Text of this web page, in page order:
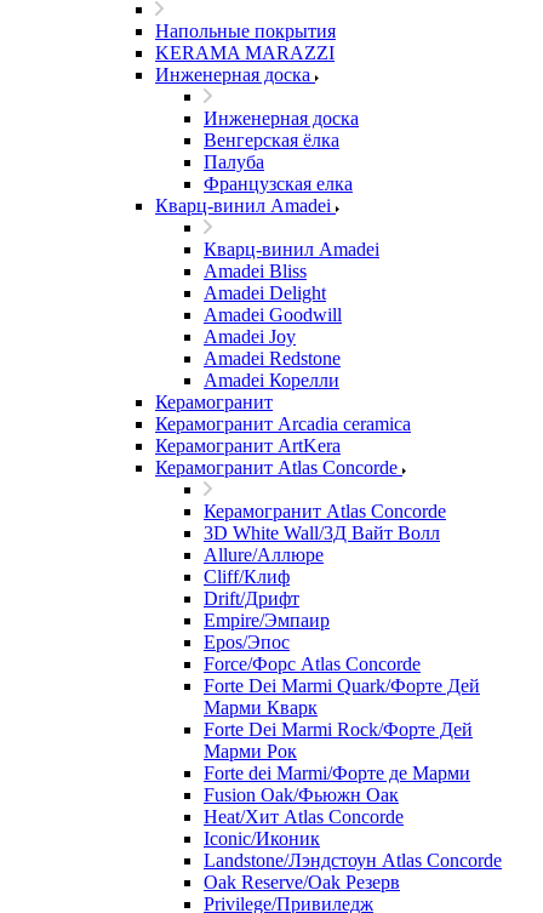
Напольные покрытия
KERAMA MARAZZI
Инженерная доска
Инженерная доска
Венгерская ёлка
Палуба
Французская елка
Кварц-винил Amadei
Кварц-винил Amadei
Amadei Bliss
Amadei Delight
Amadei Goodwill
Amadei Joy
Amadei Redstone
Amadei Корелли
Керамогранит
Керамогранит Arcadia ceramica
Керамогранит ArtKera
Керамогранит Atlas Concorde
Керамогранит Atlas Concorde
3D White Wall/3Д Вайт Волл
Allure/Аллюрe
Cliff/Клиф
Drift/Дрифт
Empire/Эмпаир
Epos/Эпос
Force/Фoрс Atlas Concorde
Forte Dei Marmi Quark/Форте Дей
Марми Кварк
Forte Dei Marmi Rock/Форте Дей
Марми Рок
Forte dei Marmi/Форте де Марми
Fusion Oak/Фьюжн Оак
Heat/Xит Atlas Concorde
Iconic/Иконик
Landstone/Лэндстоун Atlas Concorde
Oak Reserve/Оak Резepв
Privilege/Привиледж